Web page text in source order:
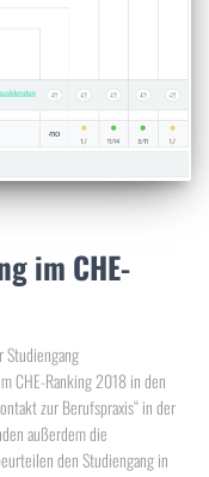
im CHE-
Studiengang
CHE-Ranking 2018 in den
zur Berufspraxis“ in der
außerdem die
den Studiengang in